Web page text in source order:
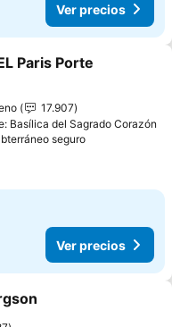
Ver precios
a favoritos
Paris Porte
17.907
Basílica del Sagrado Corazón
seguro
Ver precios
a favoritos